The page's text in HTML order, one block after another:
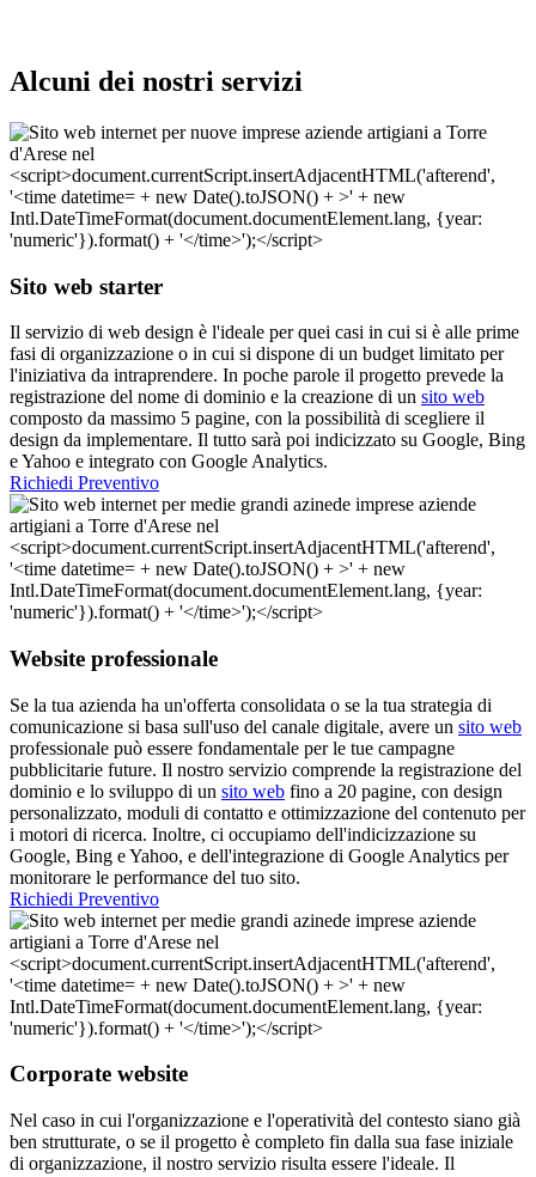
Alcuni dei nostri servizi
Sito web starter
Il servizio di web design è l'ideale per quei casi in cui si è alle prime
fasi di organizzazione o in cui si dispone di un budget limitato per
l'iniziativa da intraprendere. In poche parole il progetto prevede la
registrazione del nome di dominio e la creazione di un sito web
composto da massimo 5 pagine, con la possibilità di scegliere il
design da implementare. Il tutto sarà poi indicizzato su Google, Bing
e Yahoo e integrato con Google Analytics.
Richiedi Preventivo
Website professionale
Se la tua azienda ha un'offerta consolidata o se la tua strategia di
comunicazione si basa sull'uso del canale digitale, avere un sito web
professionale può essere fondamentale per le tue campagne
pubblicitarie future. Il nostro servizio comprende la registrazione del
dominio e lo sviluppo di un sito web fino a 20 pagine, con design
personalizzato, moduli di contatto e ottimizzazione del contenuto per
i motori di ricerca. Inoltre, ci occupiamo dell'indicizzazione su
Google, Bing e Yahoo, e dell'integrazione di Google Analytics per
monitorare le performance del tuo sito.
Richiedi Preventivo
Corporate website
Nel caso in cui l'organizzazione e l'operatività del contesto siano già
ben strutturate, o se il progetto è completo fin dalla sua fase iniziale
di organizzazione, il nostro servizio risulta essere l'ideale. Il